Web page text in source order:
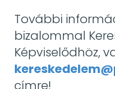
További
bizalommal
Képviselődhöz,
címre!